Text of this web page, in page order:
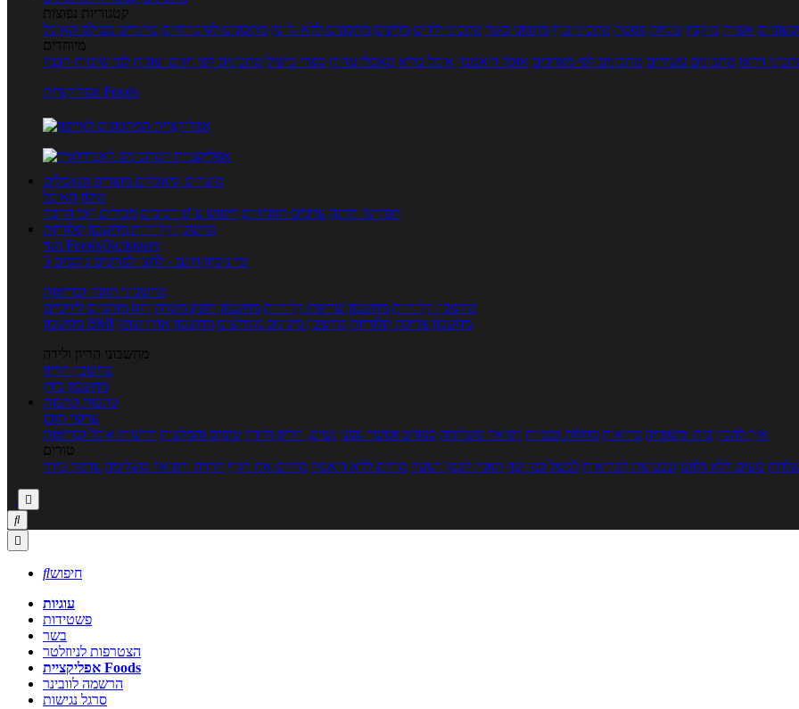
קטגוריות נפוצות
אפייה מוקפץ עוגיות פסטה מתכוני עוף מתכוני בשר מתכוני ילדים מרקים מתכונים ללא גלוטן מתכונים לסוכרתיים טרנדים בעולם האוכל
מיוחדים
וידאו מתכונים עשירים מתכונים לפי מצרכים אוכל דיאטטי אוכל בריא מאכלי עדות ספרי בישול מתכונים לפי חגים ועונות לפי שיטות הכנה
אפליקציית Foods
מוצרים ומאכלים מוצרים ומאכלים
מילון האוכל
תפריטי תזונה ערכים תזונתיים חיפוש ע"פ רכיבים מכילים הכי הרבה
מחשבון קלוריות מחשבון קלוריות
מנוי FoodsDictionary
5 ימי ניסיון חינם - לחצו לפרטים נוספים
מחשבוני תזונה ובריאות
מחשבון קלוריות מחשבון שריפת קלוריות מחשבון דופק מטרה יחס מותניים לירכיים
מחשבון BMI
מחשבון צריכת קלוריות מחשבון מינונים מומלצים מחשבון אחוז שומן
מחשבוני הריון ולידה
מחשבון הריון
מחשבון ביוץ
כתבות כתבות
ערוצי תוכן
איך להכין בית ומשפחה בריאות מחלות ובעיות רפואה משלימה ספורט וכושר גופני נשים, הריון ולידה טיפים והמלצות חדשות אוכל ובריאות
טורים
טעים ללא גלוטן טבעונות לבריאות לבשל כמו שף תזונה לבטן רגועה מרזים ללא דיאטה מזיזים את הגוף הרזיה ורפואה משלימה גורמה ביתי



חיפוש
עוגיות
פשטידות
בשר
הצטרפות לניוזלטר
אפליקציית Foods
הרשמה לוובינר
סרגל נגישות